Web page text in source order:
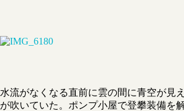
水流がなくなる直前に雲の間に青空が見
が吹いていた。ポンプ小屋で登攀装備を